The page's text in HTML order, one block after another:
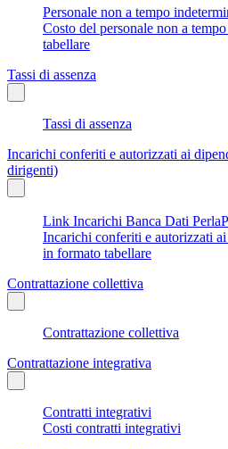
Personale non a tempo
Costo del personale non a
tabellare
Tassi di assenza
Tassi di assenza
Incarichi conferiti e autorizzati ai
dirigenti)
Link Incarichi Banca Dati
Incarichi conferiti e autorizzati
in formato tabellare
Contrattazione collettiva
Contrattazione collettiva
Contrattazione integrativa
Contratti integrativi
Costi contratti integrativi